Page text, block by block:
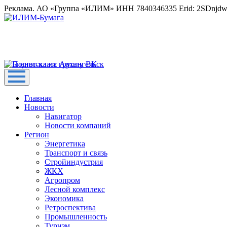
Реклама. АО «Группа «ИЛИМ» ИНН 7840346335 Erid:
Главная
Новости
Навигатор
Новости компаний
Регион
Энергетика
Транспорт и связь
Стройиндустрия
ЖКХ
Агропром
Лесной комплекс
Экономика
Ретроспектива
Промышленность